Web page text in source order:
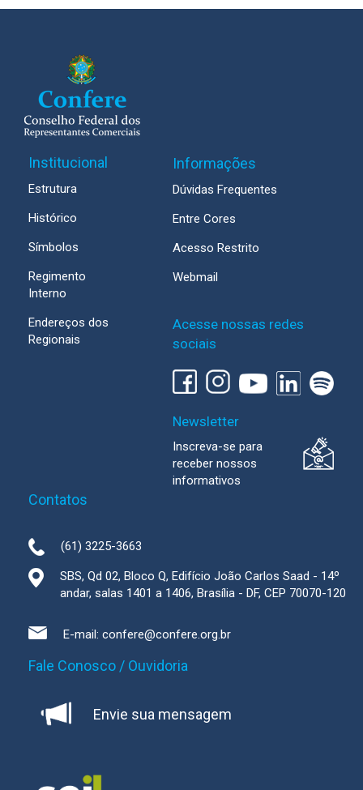
Institucional
Estrutura
Histórico
Símbolos
Regimento
Interno
Endereços dos
Regionais
Informações
Dúvidas Frequentes
Entre Cores
Acesso Restrito
Webmail
Acesse nossas redes
sociais
Newsletter
Inscreva-se para
receber nossos
informativos
Contatos
(61) 3225-3663
SBS, Qd 02, Bloco Q, Edifício João Carlos Saad - 14º
andar, salas 1401 a 1406, Brasília - DF, CEP 70070-120
E-mail: confere@confere.org.br
Fale Conosco / Ouvidoria
Envie sua mensagem